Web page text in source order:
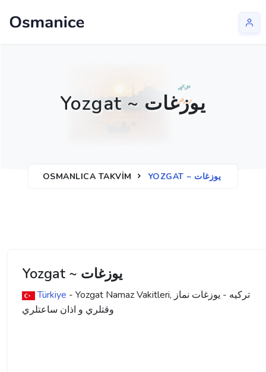
Yozgat ~ يوزغات
OSMANLICA TAKVIM YOZGAT ~ يوزغات
Yozgat ~ يوزغات
Türkiye - Yozgat Namaz Vakitleri, ترکیه - يوزغات نماز
وقتلري و اذان ساعتلري